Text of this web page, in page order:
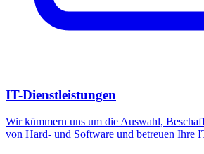
IT-Dienstleistungen
Wir kümmern uns um die Auswahl,
von Hard- und Software und betreuen Ihre